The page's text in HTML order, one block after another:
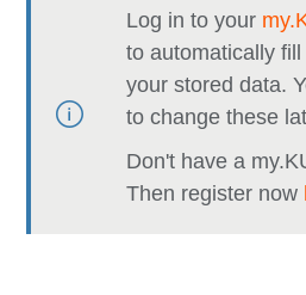
Log in to your
to automatically
your stored data.
to change these
Don't have a
Then register now